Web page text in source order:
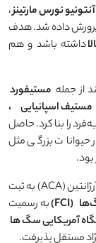
نورس مارتینز،
پرورش داده شد. هدف
داشته باشد و هم
از جمله مستیفورد
مستیف اسپانیایی ،
را بنا کرد. حاصل
بزرگی مثل
این نژاد در سال ۱۹۶۴ به طور رسمی توسط کلوپ سگ آرژانتین (ACA) به ثبت
(FCI)
به رسمیت
آمریکایی سگ‌ ها